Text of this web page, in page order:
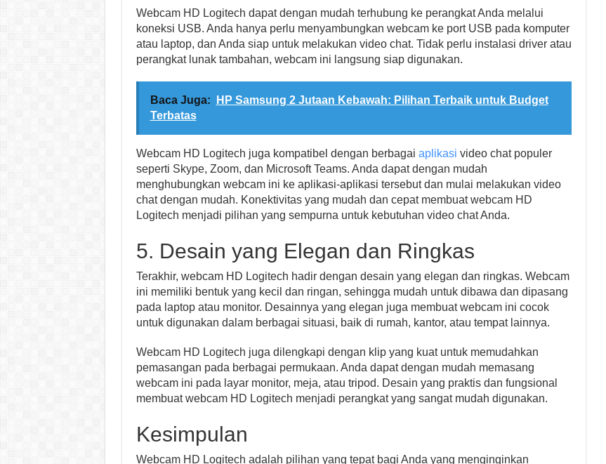
Webcam HD Logitech dapat dengan mudah terhubung ke perangkat Anda melalui
koneksi USB. Anda hanya perlu menyambungkan webcam ke port USB pada komputer
atau laptop, dan Anda siap untuk melakukan video chat. Tidak perlu instalasi driver atau
perangkat lunak tambahan, webcam ini langsung siap digunakan.
Baca Juga:
HP Samsung 2 Jutaan Kebawah: Pilihan Terbaik untuk Budget
Terbatas
Webcam HD Logitech juga kompatibel dengan berbagai aplikasi video chat populer
seperti Skype, Zoom, dan Microsoft Teams. Anda dapat dengan mudah
menghubungkan webcam ini ke aplikasi-aplikasi tersebut dan mulai melakukan video
chat dengan mudah. Konektivitas yang mudah dan cepat membuat webcam HD
Logitech menjadi pilihan yang sempurna untuk kebutuhan video chat Anda.
5. Desain yang Elegan dan Ringkas
Terakhir, webcam HD Logitech hadir dengan desain yang elegan dan ringkas. Webcam
ini memiliki bentuk yang kecil dan ringan, sehingga mudah untuk dibawa dan dipasang
pada laptop atau monitor. Desainnya yang elegan juga membuat webcam ini cocok
untuk digunakan dalam berbagai situasi, baik di rumah, kantor, atau tempat lainnya.
Webcam HD Logitech juga dilengkapi dengan klip yang kuat untuk memudahkan
pemasangan pada berbagai permukaan. Anda dapat dengan mudah memasang
webcam ini pada layar monitor, meja, atau tripod. Desain yang praktis dan fungsional
membuat webcam HD Logitech menjadi perangkat yang sangat mudah digunakan.
Kesimpulan
Webcam HD Logitech adalah pilihan yang tepat bagi Anda yang menginginkan